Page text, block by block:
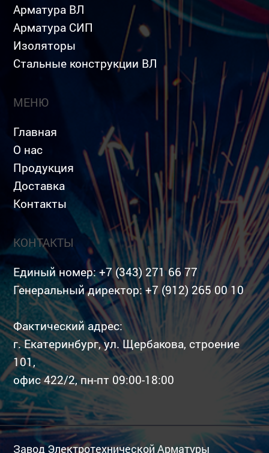
Арматура ВЛ
Арматура СИП
Изоляторы
Стальные конструкции ВЛ
МЕНЮ
Главная
О нас
Продукция
Доставка
Контакты
КОНТАКТЫ
Единый номер:+7 (343) 271 66 77
Генеральный директор:+7 (912) 265 00 10
Фактический адрес:
г. Екатеринбург, ул. Щербакова, строение
101,
офис 422/2, пн-пт 09:00-18:00
Завод Электротехнической Арматуры